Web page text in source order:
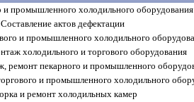
и промышленного холодильного оборудования
Составление актов дефектации
и промышленного холодильного
холодильного и торгового оборудования
ремонт пекарного и промышленного
и промышленного холодильного
и ремонт холодильных камер